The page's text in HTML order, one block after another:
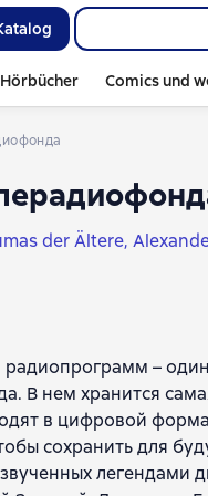
Hörbücher Comics und
der Ältere
Nikolai Gogol
Леонид Платов
Gustave Flaubert
Guy de Maupassant
Станюкович Карел
–
В нем хранится
в цифровой
сохранить для
легендами